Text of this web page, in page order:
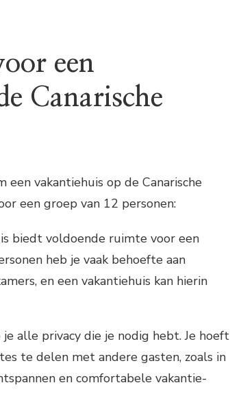
een
Canarische
een vakantiehuis op de Canarische
een groep van 12 personen:
biedt voldoende ruimte voor een
heb je vaak behoefte aan
en een vakantiehuis kan hierin
je alle privacy die je nodig hebt. Je hoeft
te delen met andere gasten, zoals in
en comfortabele vakantie-